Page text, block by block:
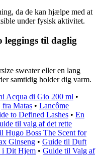
da de kan hjælpe med at
under fysisk aktivitet.
leggings til daglig
sweater eller en lang
samtidig holder dig varm.
Acqua di Gio 200 ml •
Matas • Lancôme
to Defined Lashes • En
til valg af det rette
Hugo Boss The Scent for
Ginseng • Guide til Duft
i Dit Hjem • Guide til Valg af